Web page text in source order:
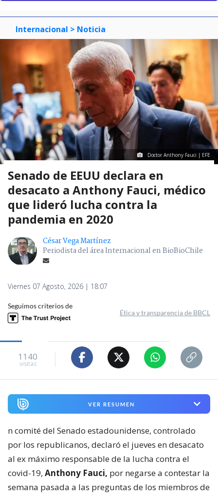
Internacional > Noticia
Doctor Anthony Fauci | EFE
Senado de EEUU declara en
desacato a Anthony Fauci, médico
que lideró lucha contra la
pandemia en 2020
César Vega Martínez
Periodista del área Internacional en BioBioChile
Viernes 07 Agosto, 2026 | 18:07
Seguimos criterios de
Ética y transparencia de BBCL
1140
visitas
VER RESUMEN
n comité del Senado estadounidense, controlado
por los republicanos, declaró el jueves en desacato
al ex máximo responsable de la lucha contra el
covid-19, Anthony Fauci, por negarse a contestar la
semana pasada a las preguntas de los miembros de